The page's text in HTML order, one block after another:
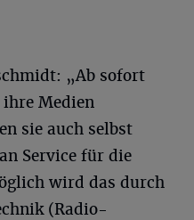
„Ab sofort
Medien
sie auch selbst
Service für die
wird das durch
(Radio-